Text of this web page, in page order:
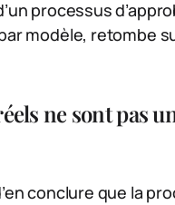
processus
modèle, retombe
ne sont pas
conclure que la